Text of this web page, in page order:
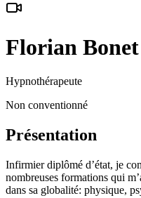
Florian Bonet
Hypnothérapeute
Non conventionné
Présentation
Infirmier diplômé d’état, je
nombreuses formations qui
dans sa globalité: physique,